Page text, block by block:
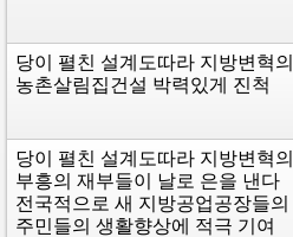
당이 펼친 설계도따라 지방변혁의
농촌살림집건설 박력있게 진척
당이 펼친 설계도따라 지방변혁의
부흥의 재부들이 날로 은을 낸다
전국적으로 새 지방공업공장들의
주민들의 생활향상에 적극 기여